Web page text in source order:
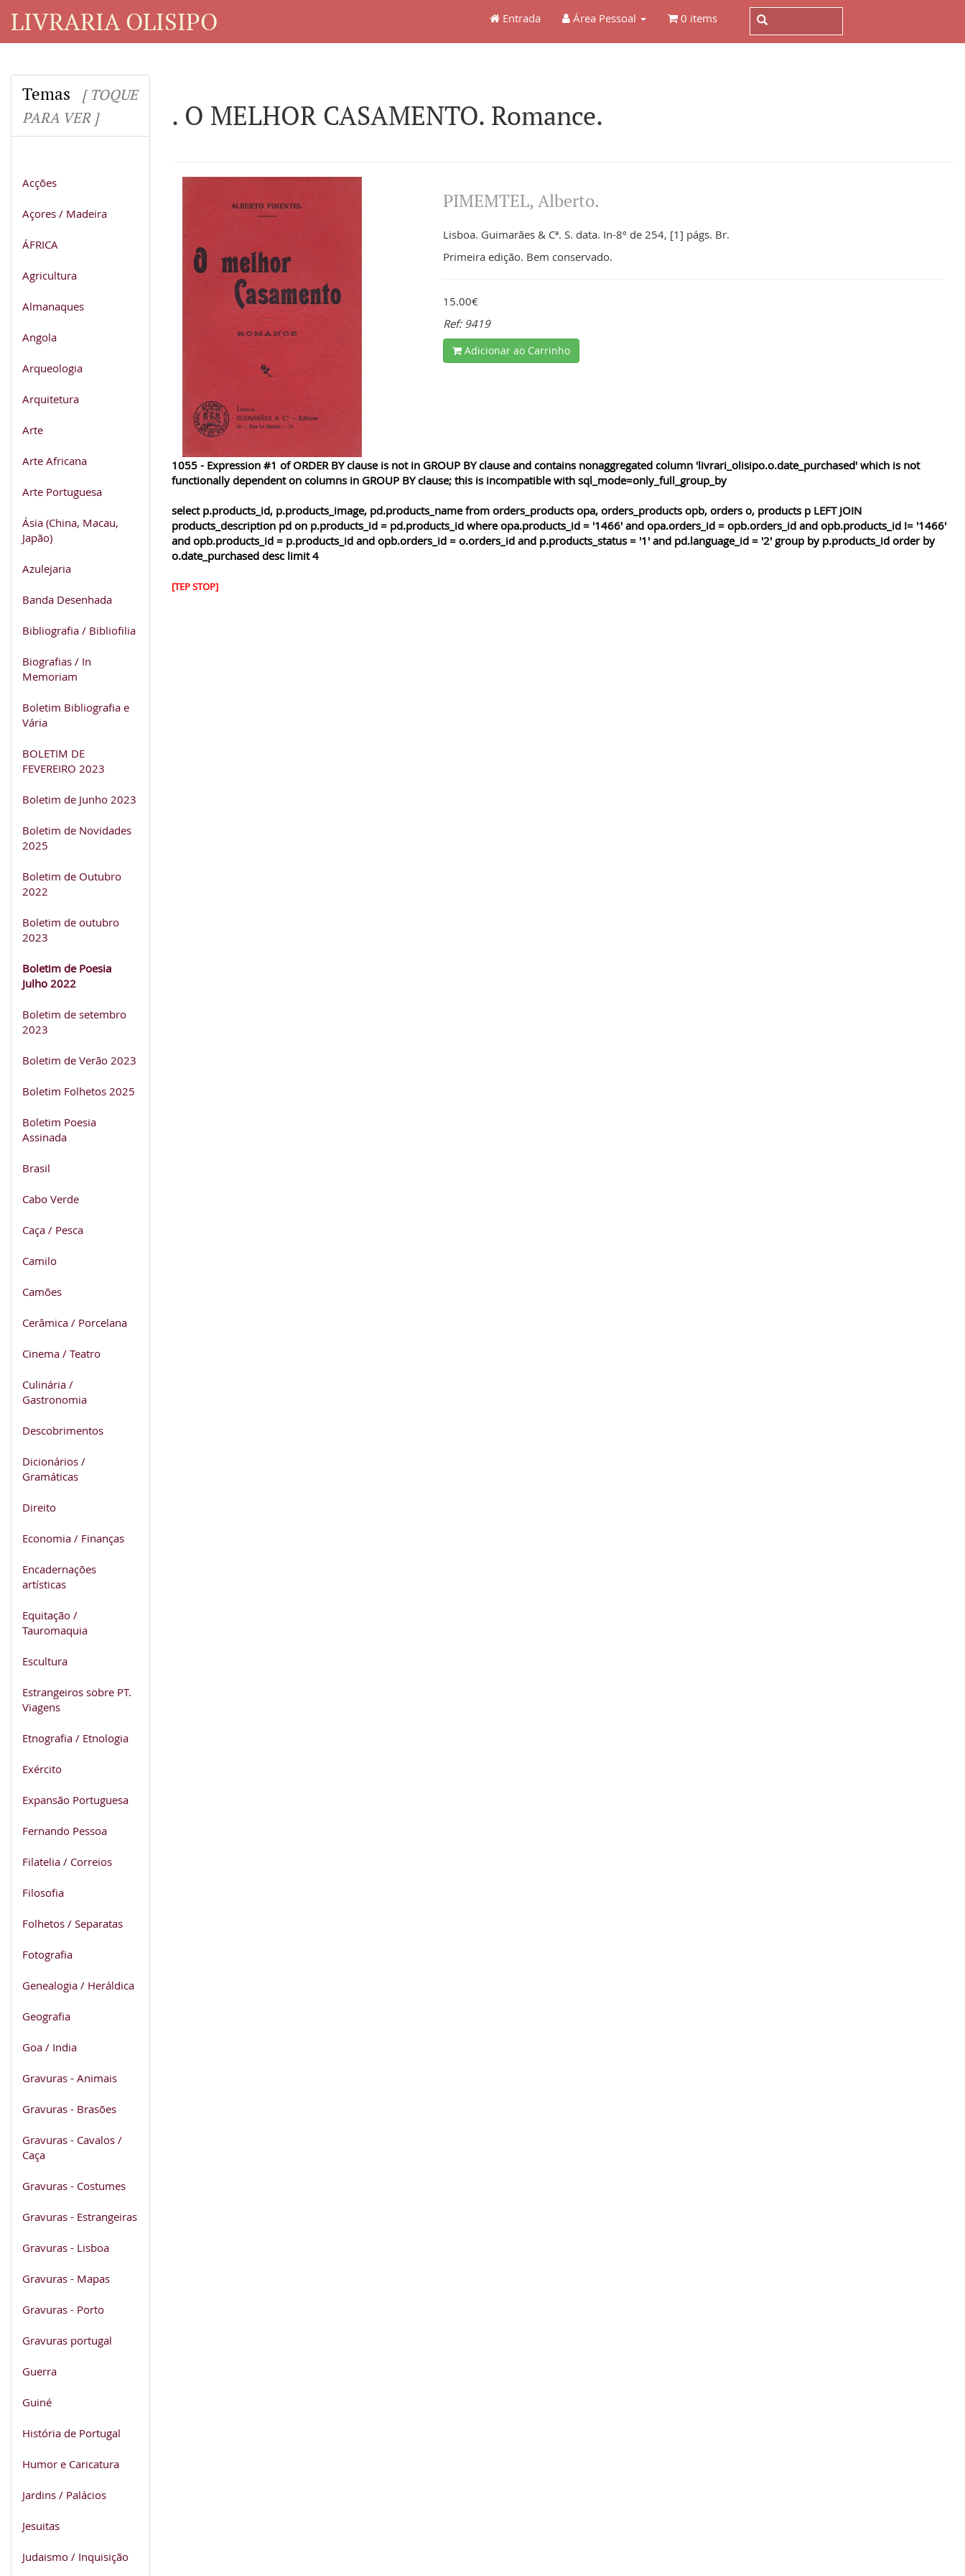
LIVRARIA OLISIPO Entrada Área Pessoal 0 items
Temas
[ TOQUE
PARA VER ]
Acções
Açores / Madeira
ÁFRICA
Agricultura
Almanaques
Angola
Arqueologia
Arquitetura
Arte
Arte Africana
Arte Portuguesa
Ásia (China, Macau,
Japão)
Azulejaria
Banda Desenhada
Bibliografia / Bibliofilia
Biografias / In
Memoriam
Boletim Bibliografia e
Vária
BOLETIM DE
FEVEREIRO 2023
Boletim de Junho 2023
Boletim de Novidades
2025
Boletim de Outubro
2022
Boletim de outubro
2023
Boletim de Poesia
Julho 2022
Boletim de setembro
2023
Boletim de Verão 2023
Boletim Folhetos 2025
Boletim Poesia
Assinada
Brasil
Cabo Verde
Caça / Pesca
Camilo
Camões
Cerâmica / Porcelana
Cinema / Teatro
Culinária /
Gastronomia
Descobrimentos
Dicionários /
Gramáticas
Direito
Economia / Finanças
Encadernações
artísticas
Equitação /
Tauromaquia
Escultura
Estrangeiros sobre PT.
Viagens
Etnografia / Etnologia
Exército
Expansão Portuguesa
Fernando Pessoa
Filatelia / Correios
Filosofia
Folhetos / Separatas
Fotografia
Genealogia / Heráldica
Geografia
Goa / India
Gravuras - Animais
Gravuras - Brasões
Gravuras - Cavalos /
Caça
Gravuras - Costumes
Gravuras - Estrangeiras
Gravuras - Lisboa
Gravuras - Mapas
Gravuras - Porto
Gravuras portugal
Guerra
Guiné
História de Portugal
Humor e Caricatura
Jardins / Palácios
Jesuitas
Judaismo / Inquisição
. O MELHOR CASAMENTO. Romance.
PIMEMTEL, Alberto.
Lisboa. Guimarães & Cª. S. data. In-8º de 254, [1] págs. Br.
Primeira edição. Bem conservado.
15.00€
Ref: 9419
Adicionar ao Carrinho
1055 - Expression #1 of ORDER BY clause is not in GROUP BY clause and contains nonaggregated column 'livrari_olisipo.o.date_purchased' which is not
functionally dependent on columns in GROUP BY clause; this is incompatible with sql_mode=only_full_group_by
select p.products_id, p.products_image, pd.products_name from orders_products opa, orders_products opb, orders o, products p LEFT JOIN
products_description pd on p.products_id = pd.products_id where opa.products_id = '1466' and opa.orders_id = opb.orders_id and opb.products_id != '1466'
and opb.products_id = p.products_id and opb.orders_id = o.orders_id and p.products_status = '1' and pd.language_id = '2' group by p.products_id order by
o.date_purchased desc limit 4
[TEP STOP]